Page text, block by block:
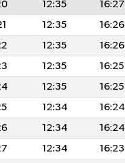
12:35 16:27
12:35 16:26
12:35 16:26
12:35 16:25
12:35 16:25
12:34 16:24
12:34 16:24
12:34 16:23